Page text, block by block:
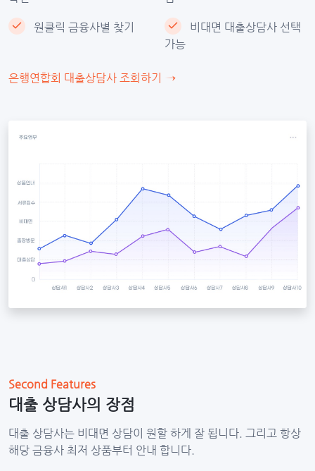
원클릭 금융사별 찾기
비대면 대출상담사 선택
가능
은행연합회 대출상담사 조회하기 →
Second Features
대출 상담사의 장점
대출 상담사는 비대면 상담이 원할 하게 잘 됩니다. 그리고 항상
해당 금융사 최저 상품부터 안내 합니다.